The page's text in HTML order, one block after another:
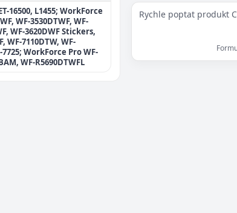
16500, L1455; WorkForce
WF-3530DTWF, WF-
WF-3620DWF Stickers,
WF-7110DTW, WF-
7725; WorkForce Pro WF-
WF-R5690DTWFL
Rychle poptat produkt